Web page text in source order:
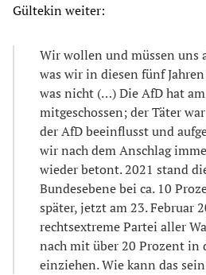
Gültekin weiter:
Wir wollen und müssen uns
was wir in diesen fünf
was nicht (…) Die AfD hat
mitgeschossen; der Täter
der AfD beeinflusst und
wir nach dem Anschlag
wieder betont. 2021 stand
Bundesebene bei ca. 10
später, jetzt am 23. Februar
rechtsextreme Partei aller
nach mit über 20 Prozent in
einziehen. Wie kann das